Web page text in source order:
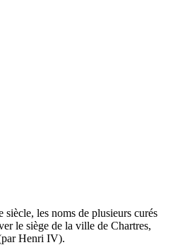
les noms de plusieurs curés
le siège de la ville de Chartres,
Henri IV).